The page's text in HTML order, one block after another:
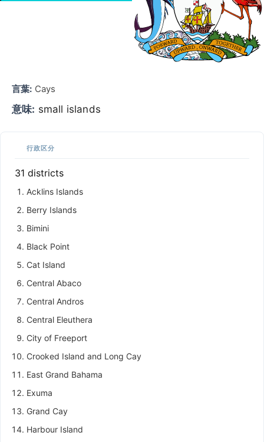
言葉: Cays
意味: small islands
行政区分
31 districts
Acklins Islands
Berry Islands
Bimini
Black Point
Cat Island
Central Abaco
Central Andros
Central Eleuthera
City of Freeport
Crooked Island and Long Cay
East Grand Bahama
Exuma
Grand Cay
Harbour Island